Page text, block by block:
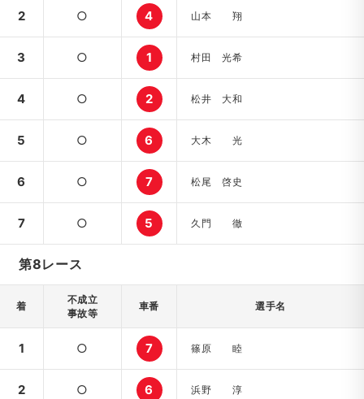
2 ○ 4 山本 翔
3 ○ 1 村田 光希
4 ○ 2 松井 大和
5 ○ 6 大木 光
6 ○ 7 松尾 啓史
7 ○ 5 久門 徹
第8レース
着
不成立
事故等
車番 選手名
1 ○ 7 篠原 睦
2 ○ 6 浜野 淳